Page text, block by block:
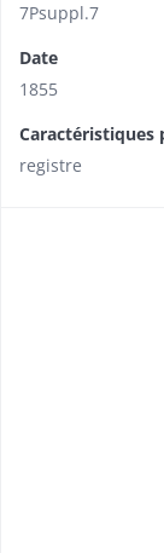
7Psuppl.7
Date
1855
Caractéristiques
​registre